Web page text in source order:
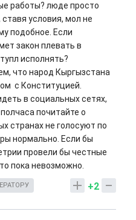
работы? люде просто
условия, мол не
подобное. Если
закон плевать в
исполнять?
что народ Кыргызстана
с Конституцией.
в социальных сетях,
почитайте о
странах не голосуют по
нормально. Если бы
провели бы честные
пока невозможно.
+2